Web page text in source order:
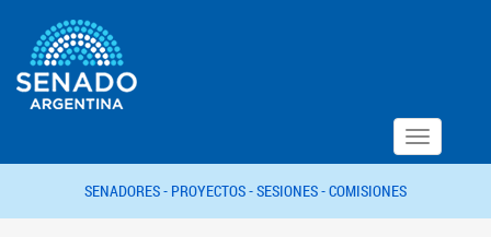
Toggle
navigation
SENADORES - PROYECTOS -SESIONES -COMISIONES